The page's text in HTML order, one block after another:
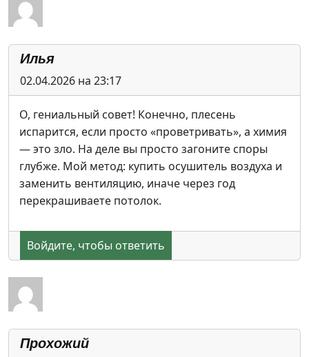
Илья
02.04.2026 на 23:17
О, гениальный совет! Конечно, плесень
испарится, если просто «проветривать», а химия
— это зло. На деле вы просто загоните споры
глубже. Мой метод: купить осушитель воздуха и
заменить вентиляцию, иначе через год
перекрашиваете потолок.
Войдите, чтобы ответить
Прохожий